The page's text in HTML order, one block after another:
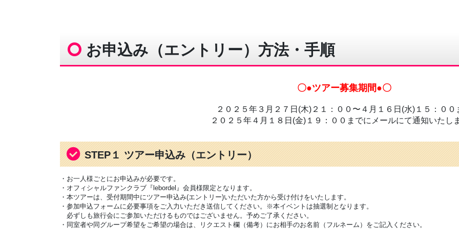
お申込み（エントリー）方法・手順
〇●ツアー募集期間●〇
２０２５年３月２７日(木)２１：００〜４月１６日(水)１５：００
２０２５年４月１８日(金)１９：００までにメールにて通知いたし
STEP１ ツアー申込み（エントリー）
・お一人様ごとにお申込みが必要です。
・オフィシャルファンクラブ『lebordel』会員様限定となります。
・本ツアーは、受付期間中にツアー申込み(エントリー)いただいた方から受け付けをいたします。
・参加申込フォームに必要事項をご入力いただき送信してください。※本イベントは抽選制となります。
必ずしも旅行会にご参加いただけるものではございません。予めご了承ください。
・同室者や同グループ希望をご希望の場合は、リクエスト欄（備考）にお相手のお名前（フルネーム）をご記入ください。